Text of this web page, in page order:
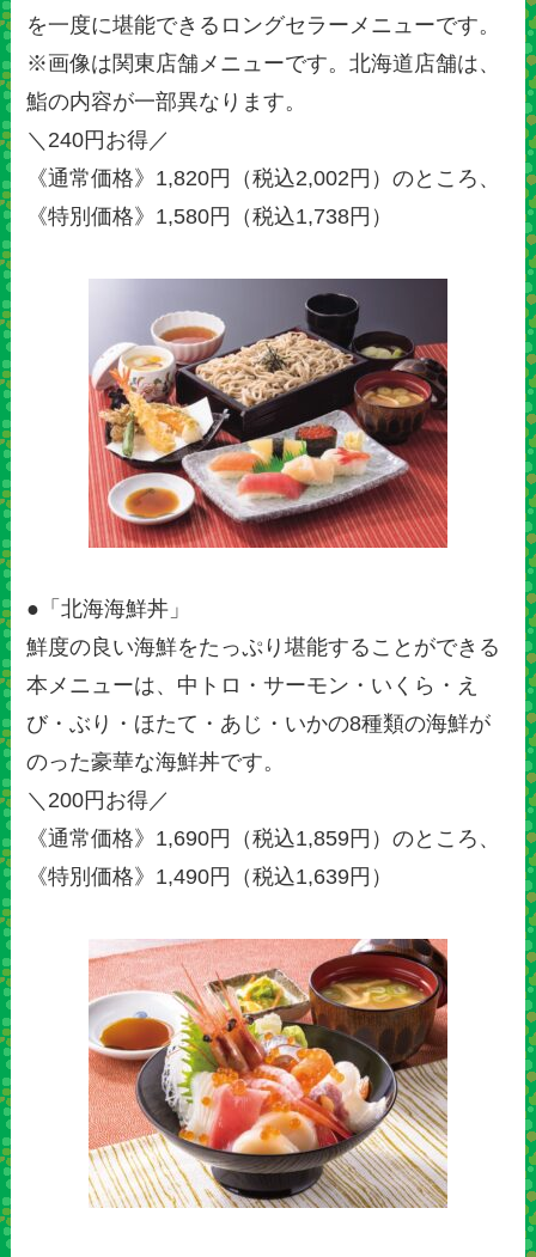
を一度に堪能できるロングセラーメニューです。
※画像は関東店舗メニューです。北海道店舗は、
鮨の内容が一部異なります。
＼240円お得／
《通常価格》1,820円（税込2,002円）のところ、
《特別価格》1,580円（税込1,738円）
●「北海海鮮丼」
鮮度の良い海鮮をたっぷり堪能することができる
本メニューは、中トロ・サーモン・いくら・え
び・ぶり・ほたて・あじ・いかの8種類の海鮮が
のった豪華な海鮮丼です。
＼200円お得／
《通常価格》1,690円（税込1,859円）のところ、
《特別価格》1,490円（税込1,639円）